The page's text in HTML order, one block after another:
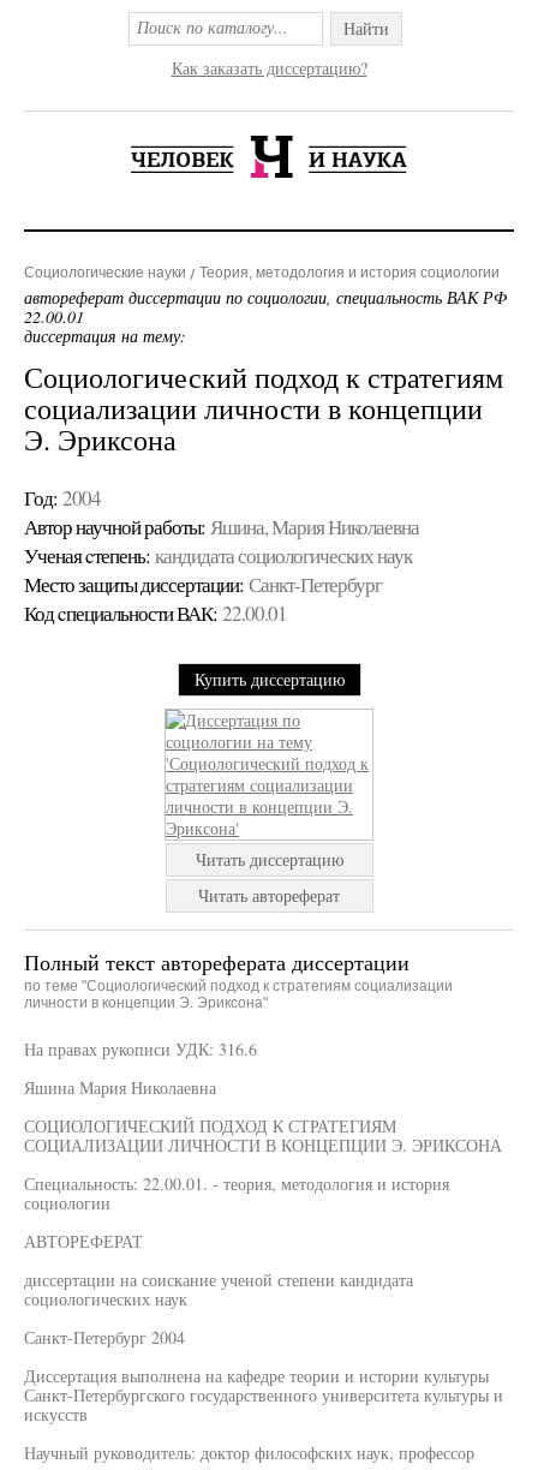
Найти
Как заказать диссертацию?
Социологические науки Теория, методология и история социологии
автореферат диссертации по социологии, специальность ВАК РФ
22.00.01
диссертация на тему:
Социологический подход к стратегиям
социализации личности в концепции
Э. Эриксона
Год: 2004
Автор научной работы: Яшина, Мария Николаевна
Ученая cтепень: кандидата социологических наук
Место защиты диссертации: Санкт-Петербург
Код cпециальности ВАК: 22.00.01
Купить диссертацию
Читать диссертацию
Читать автореферат
Полный текст автореферата диссертации
по теме "Социологический подход к стратегиям социализации
личности в концепции Э. Эриксона"
На правах рукописи УДК: 316.6
Яшина Мария Николаевна
СОЦИОЛОГИЧЕСКИЙ ПОДХОД К СТРАТЕГИЯМ
СОЦИАЛИЗАЦИИ ЛИЧНОСТИ В КОНЦЕПЦИИ Э. ЭРИКСОНА
Специальность: 22.00.01. - теория, методология и история
социологии
АВТОРЕФЕРАТ
диссертации на соискание ученой степени кандидата
социологических наук
Санкт-Петербург 2004
Диссертация выполнена на кафедре теории и истории культуры
Санкт-Петербургского государственного университета культуры и
искусств
Научный руководитель: доктор философских наук, профессор